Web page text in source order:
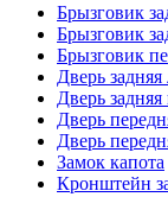
Брызговик
Брызговик
Брызговик
Дверь задняя
Дверь задняя
Дверь
Дверь
Замок капота
Кронштейн